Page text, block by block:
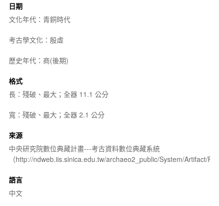
日期
文化年代：青銅時代
考古學文化：殷虛
歷史年代：商(後期)
格式
長：殘破、最大；全器 11.1 公分
寬：殘破、最大；全器 2.1 公分
來源
中央研究院數位典藏計畫---考古資料數位典藏系統
（http://ndweb.iis.sinica.edu.tw/archaeo2_public/System/Artifact/
語言
中文